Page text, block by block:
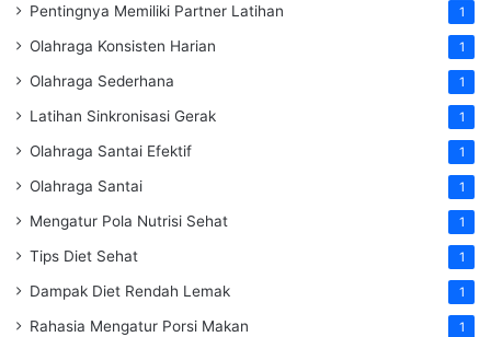
Pentingnya Memiliki Partner Latihan 1
Olahraga Konsisten Harian 1
Olahraga Sederhana 1
Latihan Sinkronisasi Gerak 1
Olahraga Santai Efektif 1
Olahraga Santai 1
Mengatur Pola Nutrisi Sehat 1
Tips Diet Sehat 1
Dampak Diet Rendah Lemak 1
Rahasia Mengatur Porsi Makan 1